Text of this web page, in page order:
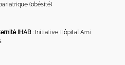
(obésité)
IHAB : Initiative Hôpital Ami